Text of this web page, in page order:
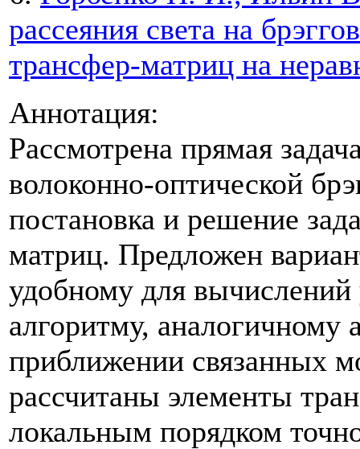
рассеяния света на
трансфер-матриц на
Аннотация:
Рассмотрена прямая
волоконно-оптической
постановка и решение
матриц. Предложен
удобному для
алгоритму, аналогичному
приближении связанных
рассчитаны элементы
локальным порядком